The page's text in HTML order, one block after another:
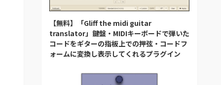
【無料】「Gliff the midi guitar
translator」鍵盤・MIDIキーボードで弾いた
コードをギターの指板上での押弦・コードフ
ォームに変換し表示してくれるプラグイン